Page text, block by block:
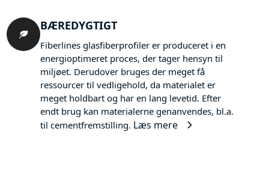
BÆREDYGTIGT
Fiberlines glasfiberprofiler er produceret i en
energioptimeret proces, der tager hensyn til
miljøet. Derudover bruges der meget få
ressourcer til vedligehold, da materialet er
meget holdbart og har en lang levetid. Efter
endt brug kan materialerne genanvendes, bl.a.
til cementfremstilling. Læs mere